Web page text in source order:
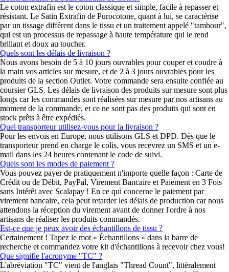
Le coton extrafin est le coton classique et simple, facile à repasser et
résistant. Le Satin Extrafin de Purocotone, quant à lui, se caractérise
par un tissage différent dans le tissu et un traitement appelé "tambour",
qui est un processus de repassage à haute température qui le rend
brillant et doux au toucher.
Quels sont les délais de livraison ?
Nous avons besoin de 5 à 10 jours ouvrables pour couper et coudre à
la main vos articles sur mesure, et de 2 à 3 jours ouvrables pour les
produits de la section Outlet. Votre commande sera ensuite confiée au
coursier GLS. Les délais de livraison des produits sur mesure sont plus
longs car les commandes sont réalisées sur mesure par nos artisans au
moment de la commande, et ce ne sont pas des produits qui sont en
stock prêts à être expédiés.
Quel transporteur utilisez-vous pour la livraison ?
Pour les envois en Europe, nous utilisons GLS et DPD. Dès que le
transporteur prend en charge le colis, vous recevrez un SMS et un e-
mail dans les 24 heures contenant le code de suivi.
Quels sont les modes de paiement ?
Vous pouvez payer de pratiquement n'importe quelle façon : Carte de
Crédit ou de Débit, PayPal, Virement Bancaire et Paiement en 3 Fois
sans Intérêt avec Scalapay ! En ce qui concerne le paiement par
virement bancaire, cela peut retarder les délais de production car nous
attendons la réception du virement avant de donner l'ordre à nos
artisans de réaliser les produits commandés.
Est-ce que je peux avoir des échantillons de tissu ?
Certainement ! Tapez le mot « Échantillons » dans la barre de
recherche et commandez votre kit d'échantillons à recevoir chez vous!
Que signifie l'acronyme "TC" ?
L'abréviation "TC" vient de l'anglais "Thread Count", littéralement